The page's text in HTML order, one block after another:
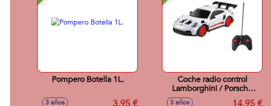
Pompero Botella 1L.
3 años
Coche radio control
Lamborghini / Porsche
911 / Aston Martin escala
3 años